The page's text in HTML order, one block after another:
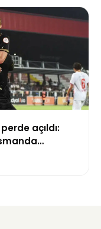
açıldı: